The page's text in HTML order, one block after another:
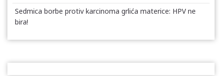
Sedmica borbe protiv karcinoma grlića materice: HPV ne
bira!